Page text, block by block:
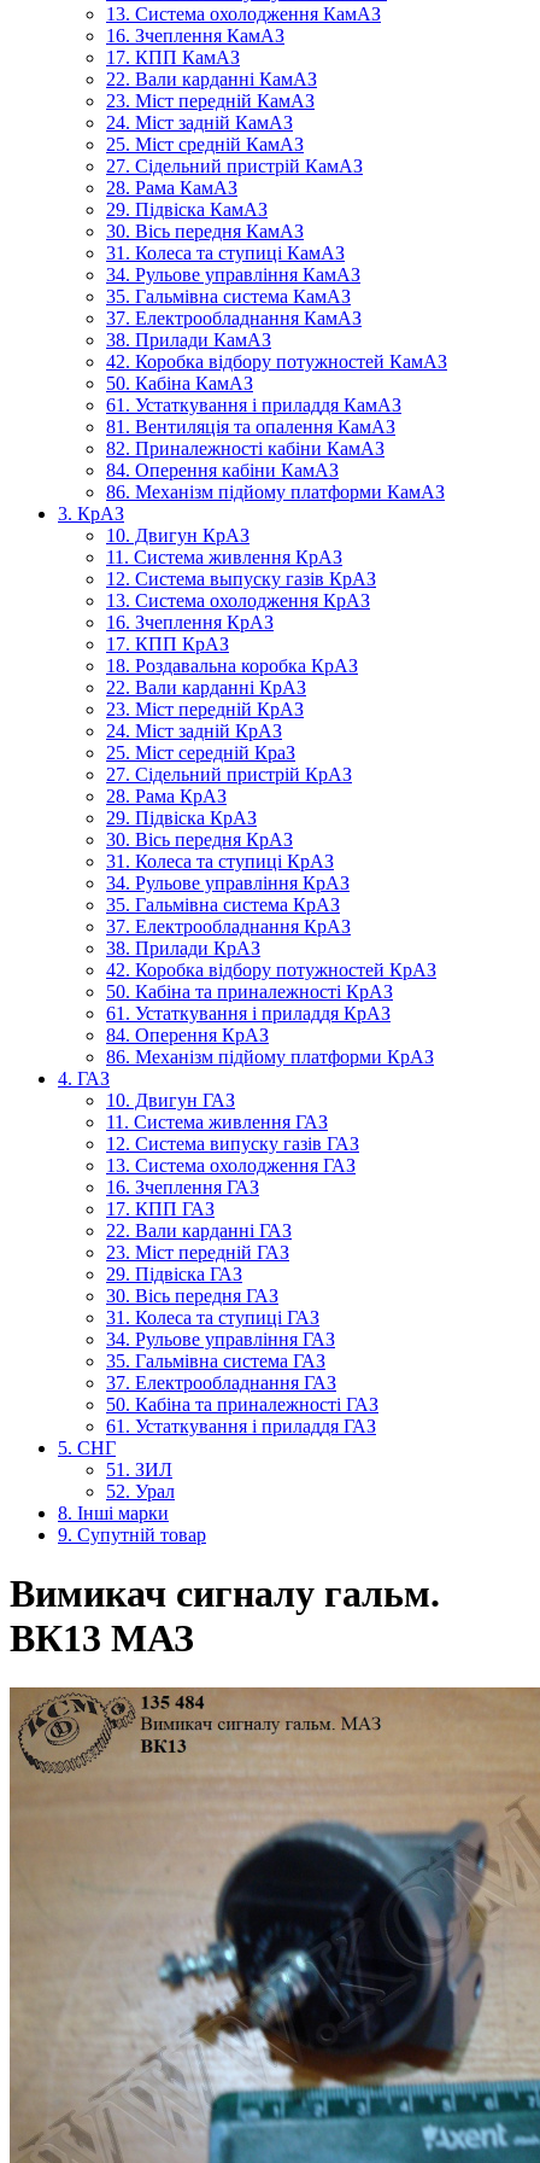
13. Система охолодження КамАЗ
16. Зчеплення КамАЗ
17. КПП КамАЗ
22. Вали карданні КамАЗ
23. Міст передній КамАЗ
24. Міст задній КамАЗ
25. Міст средній КамАЗ
27. Сідельний пристрій КамАЗ
28. Рама КамАЗ
29. Підвіска КамАЗ
30. Вісь передня КамАЗ
31. Колеса та ступиці КамАЗ
34. Рульове управління КамАЗ
35. Гальмівна система КамАЗ
37. Електрообладнання КамАЗ
38. Прилади КамАЗ
42. Коробка відбору потужностей КамАЗ
50. Кабіна КамАЗ
61. Устаткування і приладдя КамАЗ
81. Вентиляція та опалення КамАЗ
82. Приналежності кабіни КамАЗ
84. Оперення кабіни КамАЗ
86. Механізм підйому платформи КамАЗ
3. КрАЗ
10. Двигун КрАЗ
11. Система живлення КрАЗ
12. Система выпуску газів КрАЗ
13. Система охолодження КрАЗ
16. Зчеплення КрАЗ
17. КПП КрАЗ
18. Роздавальна коробка КрАЗ
22. Вали карданні КрАЗ
23. Міст передній КрАЗ
24. Міст задній КрАЗ
25. Міст середній КраЗ
27. Сідельний пристрій КрАЗ
28. Рама КрАЗ
29. Підвіска КрАЗ
30. Вісь передня КрАЗ
31. Колеса та ступиці КрАЗ
34. Рульове управління КрАЗ
35. Гальмівна система КрАЗ
37. Електрообладнання КрАЗ
38. Прилади КрАЗ
42. Коробка відбору потужностей КрАЗ
50. Кабіна та приналежності КрАЗ
61. Устаткування і приладдя КрАЗ
84. Оперення КрАЗ
86. Механізм підйому платформи КрАЗ
4. ГАЗ
10. Двигун ГАЗ
11. Система живлення ГАЗ
12. Система випуску газів ГАЗ
13. Система охолодження ГАЗ
16. Зчеплення ГАЗ
17. КПП ГАЗ
22. Вали карданні ГАЗ
23. Міст передній ГАЗ
29. Підвіска ГАЗ
30. Вісь передня ГАЗ
31. Колеса та ступиці ГАЗ
34. Рульове управління ГАЗ
35. Гальмівна система ГАЗ
37. Електрообладнання ГАЗ
50. Кабіна та приналежності ГАЗ
61. Устаткування і приладдя ГАЗ
5. СНГ
51. ЗИЛ
52. Урал
8. Інші марки
9. Супутній товар
Вимикач сигналу гальм.
ВК13 МАЗ